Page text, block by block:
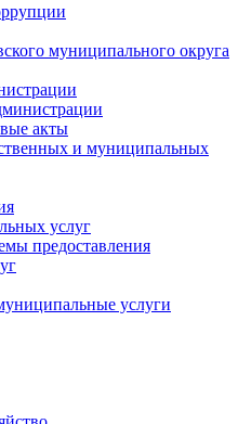
муниципального округа
акты
и муниципальных
услуг
предоставления
услуги